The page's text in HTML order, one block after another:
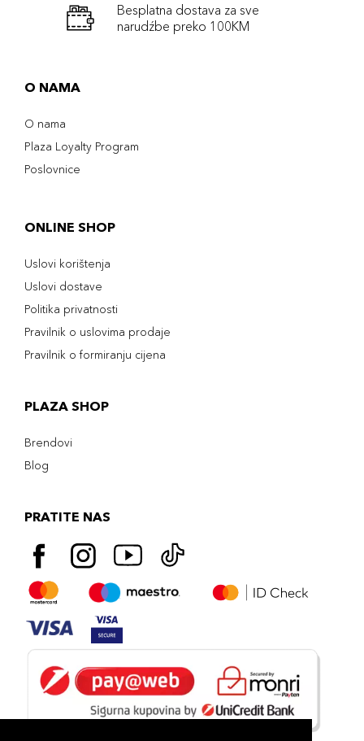
Besplatna dostava za sve
narudźbe preko 100KM
O NAMA
O nama
Plaza Loyalty Program
Poslovnice
ONLINE SHOP
Uslovi korištenja
Uslovi dostave
Politika privatnosti
Pravilnik o uslovima prodaje
Pravilnik o formiranju cijena
PLAZA SHOP
Brendovi
Blog
PRATITE NAS